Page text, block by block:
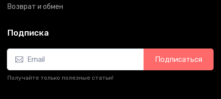
Возврат и обмен
Подписка
Подписаться
Получайте только полезные статьи!